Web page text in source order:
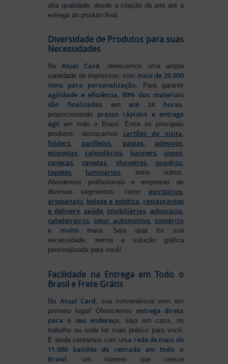
alta qualidade, desde a criação da arte até a
entrega do produto final.
Diversidade de Produtos para suas
Necessidades
NaAtual Card, oferecemos uma ampla
variedade de impressos, com mais de 20.000
itens para personalização. Para garantir
agilidade e eficiência, 80% dos materiais
são finalizados em até 24 horas,
proporcionando prazos rápidos e entrega
ágil em todo o Brasil. Entre os principais
produtos, destacamos cartões de visita,
folders, panfletos, pastas, adesivos,
etiquetas,calendários, banners, copos,
canecas,canetas, chaveiros, quadros,
tapetes, luminárias, entre outros.
Atendemos profissionais e empresas de
diversos segmentos, como escritórios,
artesanato, beleza e estética, restaurantes
e delivery, saúde, imobiliárias, advocacia,
cabeleireiros, setor automotivo, comércio
e muito mais. Seja qual for sua
necessidade, temos a solução gráfica
personalizada para você!
Facilidade na Entrega em Todo o
Brasil e Frete Grátis
Na Atual Card , sua conveniência vem em
primeiro lugar! Oferecemos entrega direta
para o seu endereço , seja em casa, no
trabalho ou onde for mais prático para você.
E ainda contamos com uma rede de mais de
11.000 balcões de retirada em todo o
Brasil , um número que cresce